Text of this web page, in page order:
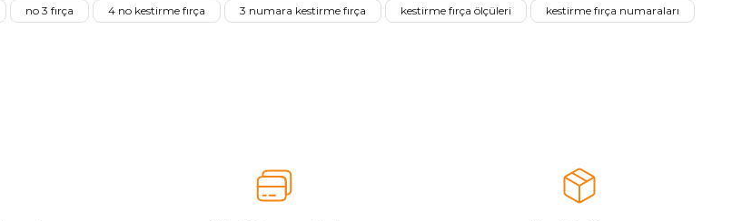
no 3 fırça 4 no kestirme fırça 3 numara kestirme fırça kestirme fırça ölçüleri
kestirme fırça numaraları